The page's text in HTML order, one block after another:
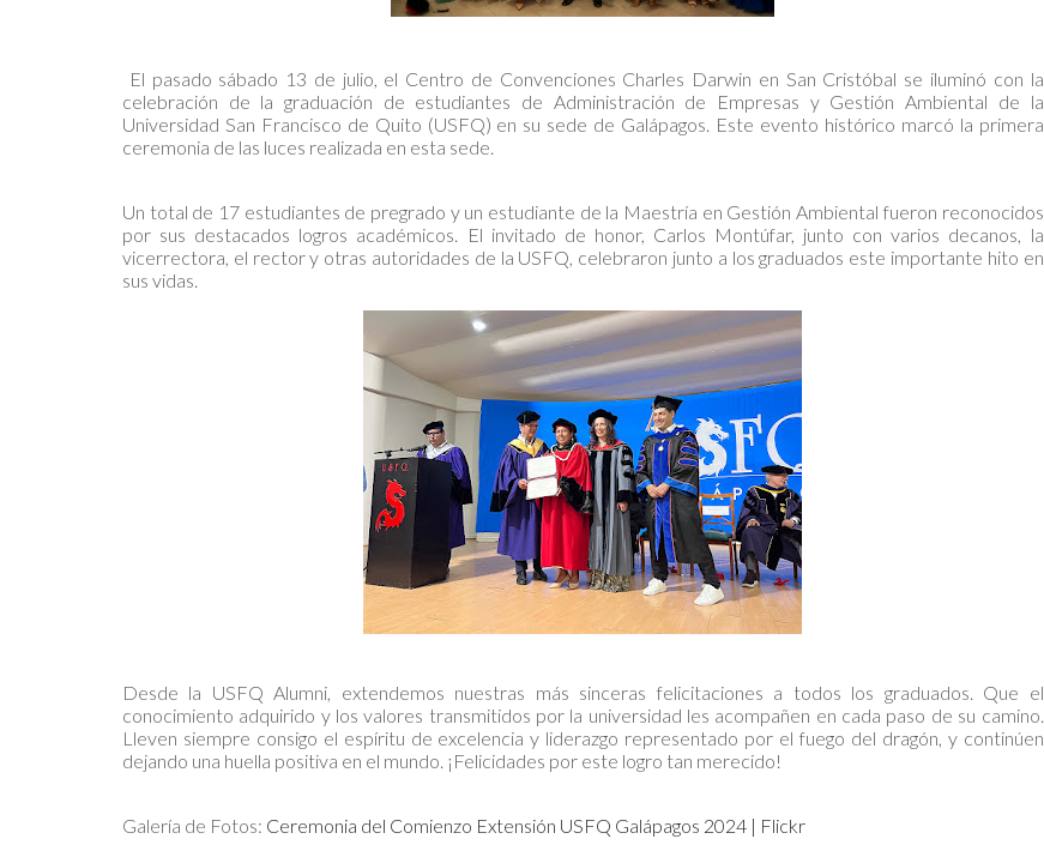
El pasado sábado 13 de julio, el Centro de Convenciones Charles Darwin en San Cristóbal se iluminó con la
celebración de la graduación de estudiantes de Administración de Empresas y Gestión Ambiental de la
Universidad San Francisco de Quito (USFQ) en su sede de Galápagos. Este evento histórico marcó la primera
ceremonia de las luces realizada en esta sede.
Un total de 17 estudiantes de pregrado y un estudiante de la Maestría en Gestión Ambiental fueron reconocidos
por sus destacados logros académicos. El invitado de honor, Carlos Montúfar, junto con varios decanos, la
vicerrectora, el rector y otras autoridades de la USFQ, celebraron junto a los graduados este importante hito en
sus vidas.
Desde la USFQ Alumni, extendemos nuestras más sinceras felicitaciones a todos los graduados. Que el
conocimiento adquirido y los valores transmitidos por la universidad les acompañen en cada paso de su camino.
Lleven siempre consigo el espíritu de excelencia y liderazgo representado por el fuego del dragón, y continúen
dejando una huella positiva en el mundo. ¡Felicidades por este logro tan merecido!
Galería de Fotos: Ceremonia del Comienzo Extensión USFQ Galápagos 2024 | Flickr